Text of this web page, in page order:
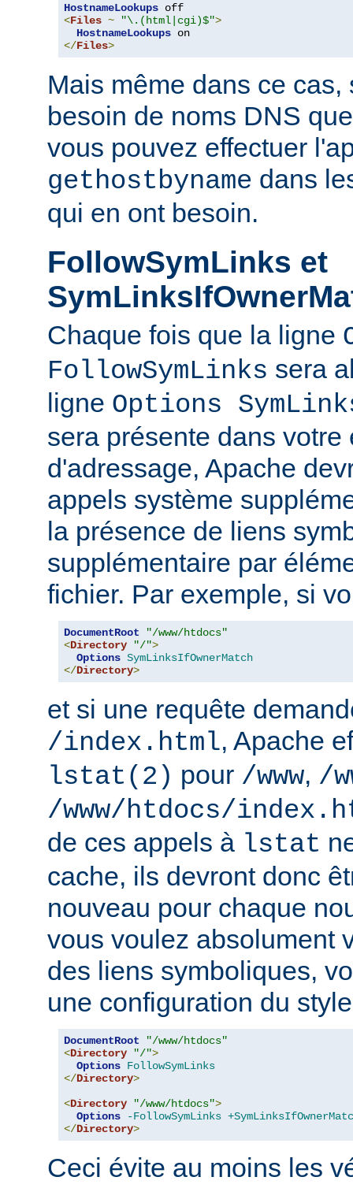
HostnameLookups
<Files ~ "\.(html|cgi)$">
HostnameLookups
</Files>
Mais même dans ce cas,
besoin de noms DNS
vous pouvez effectuer
gethostbyname dans
qui en ont besoin.
FollowSymLinks et
Chaque fois que la ligne
FollowSymLinks sera
ligne Options
sera présente dans votre
d'adressage, Apache
appels système
la présence de liens
supplémentaire par
fichier. Par exemple, si
DocumentRoot
"/www/htdocs"
<Directory "/">
Options SymLinksIfOwnerMatch
</Directory>
et si une requête
/index.html, Apache
lstat(2) pour /www, /
/www/htdocs/
de ces appels à lstat
cache, ils devront donc
nouveau pour chaque
vous voulez absolument
des liens symboliques,
une configuration du
DocumentRoot
"/www/htdocs"
<Directory "/">
Options FollowSymLinks
</Directory>
<Directory "/www/htdocs">
Options
-FollowSymLinks
</Directory>
Ceci évite au moins les